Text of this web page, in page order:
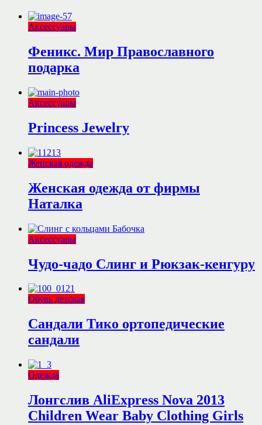
Аксессуары
Феникс. Мир Православного
подарка
Аксессуары
Princess Jewelry
Женская одежда
Женская одежда от фирмы
Наталка
Аксессуары
Чудо-чадо Слинг и Рюкзак-кенгуру
Обувь детская
Сандали Тико ортопедические
сандали
Одежда
Лонгслив AliExpress Nova 2013
Children Wear Baby Clothing Girls